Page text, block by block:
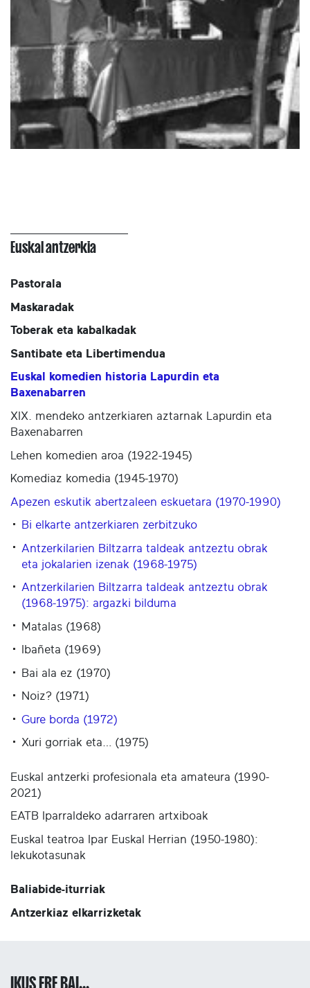
Euskal antzerkia
Pastorala
Maskaradak
Toberak eta kabalkadak
Santibate eta Libertimendua
Euskal komedien historia Lapurdin eta
Baxenabarren
XIX. mendeko antzerkiaren aztarnak Lapurdin eta
Baxenabarren
Lehen komedien aroa (1922-1945)
Komediaz komedia (1945-1970)
Apezen eskutik abertzaleen eskuetara (1970-1990)
Bi elkarte antzerkiaren zerbitzuko
Antzerkilarien Biltzarra taldeak antzeztu obrak
eta jokalarien izenak (1968-1975)
Antzerkilarien Biltzarra taldeak antzeztu obrak
(1968-1975): argazki bilduma
Matalas (1968)
Ibañeta (1969)
Bai ala ez (1970)
Noiz? (1971)
Gure borda (1972)
Xuri gorriak eta… (1975)
Euskal antzerki profesionala eta amateura (1990-
2021)
EATB Iparraldeko adarraren artxiboak
Euskal teatroa Ipar Euskal Herrian (1950-1980):
lekukotasunak
Baliabide-iturriak
Antzerkiaz elkarrizketak
IKUS ERE BAI...